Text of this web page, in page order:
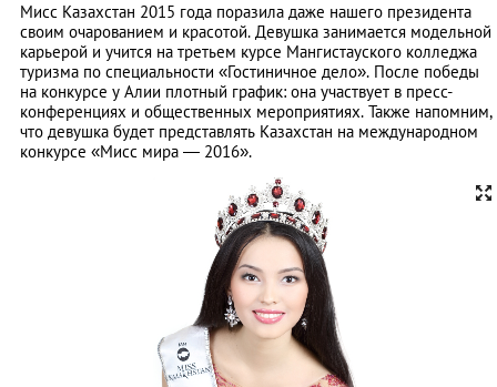
Мисс Казахстан 2015 года поразила даже нашего президента
своим очарованием и красотой. Девушка занимается модельной
карьерой и учится на третьем курсе Мангистауского колледжа
туризма по специальности «Гостиничное дело». После победы
на конкурсе у Алии плотный график: она участвует в пресс-
конференциях и общественных мероприятиях. Также напомним,
что девушка будет представлять Казахстан на международном
конкурсе «Мисс мира — 2016».